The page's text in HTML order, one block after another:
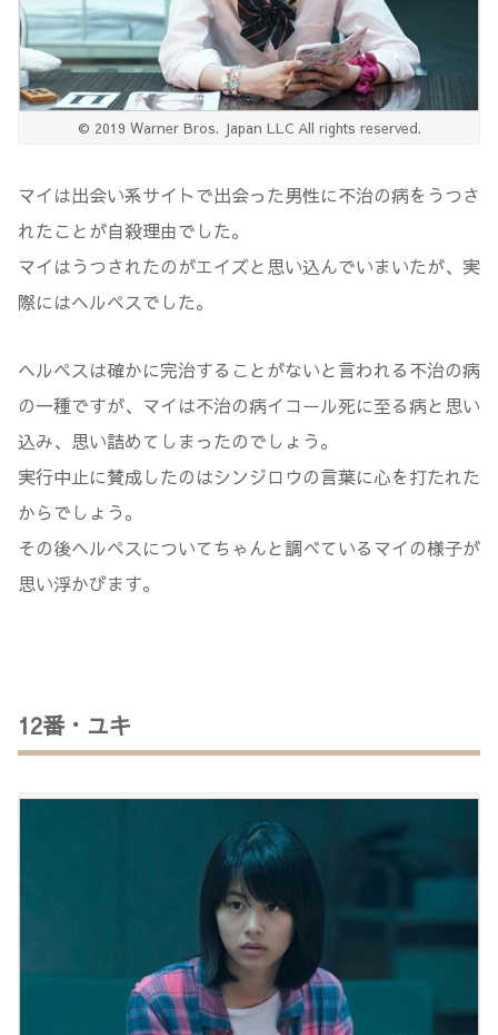
© 2019 Warner Bros. Japan LLC All rights reserved.
マイは出会い系サイトで出会った男性に不治の病をうつさ
れたことが自殺理由でした。
マイはうつされたのがエイズと思い込んでいまいたが、実
際にはヘルペスでした。
ヘルペスは確かに完治することがないと言われる不治の病
の一種ですが、マイは不治の病イコール死に至る病と思い
込み、思い詰めてしまったのでしょう。
実行中止に賛成したのはシンジロウの言葉に心を打たれた
からでしょう。
その後ヘルペスについてちゃんと調べているマイの様子が
思い浮かびます。
12番・ユキ